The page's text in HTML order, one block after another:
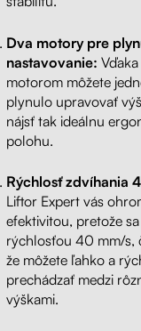
Dva motory pre
nastavovanie:
motorom môžete
plynulo upravovať
nájsť tak ideálnu
polohu.
Rýchlosť zdvíhania
Liftor Expert vás
efektivitou, pretože
rýchlosťou 40 mm/s,
že môžete ľahko a
prechádzať medzi
výškami.